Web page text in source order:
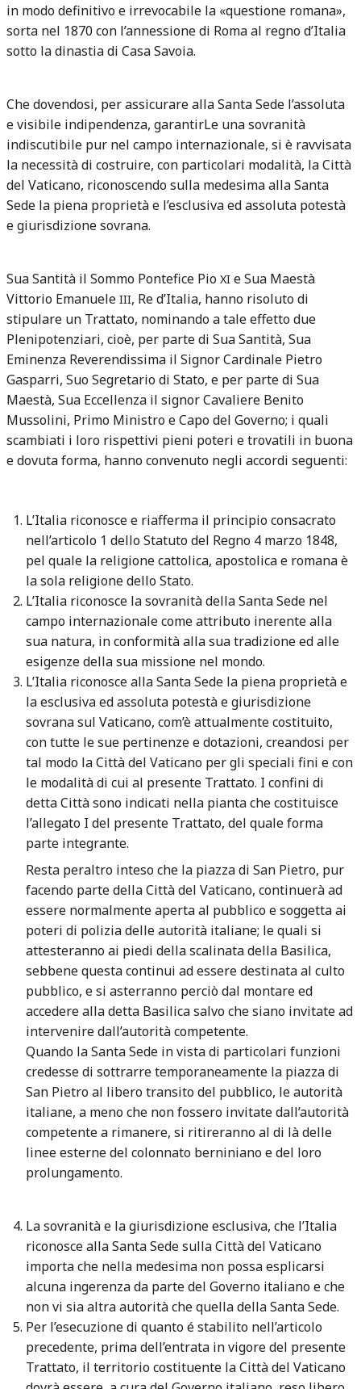
in modo definitivo e irrevocabile la «questione romana»,
sorta nel 1870 con l’annessione di Roma al regno d’Italia
sotto la dinastia di Casa Savoia.
Che dovendosi, per assicurare alla Santa Sede l’assoluta
e visibile indipendenza, garantirLe una sovranità
indiscutibile pur nel campo internazionale, si è ravvisata
la necessità di costruire, con particolari modalità, la Città
del Vaticano, riconoscendo sulla medesima alla Santa
Sede la piena proprietà e l’esclusiva ed assoluta potestà
e giurisdizione sovrana.
Sua Santità il Sommo Pontefice Pio XI e Sua Maestà
Vittorio Emanuele III, Re d’Italia, hanno risoluto di
stipulare un Trattato, nominando a tale effetto due
Plenipotenziari, cioè, per parte di Sua Santità, Sua
Eminenza Reverendissima il Signor Cardinale Pietro
Gasparri, Suo Segretario di Stato, e per parte di Sua
Maestà, Sua Eccellenza il signor Cavaliere Benito
Mussolini, Primo Ministro e Capo del Governo; i quali
scambiati i loro rispettivi pieni poteri e trovatili in buona
e dovuta forma, hanno convenuto negli accordi seguenti:
L’Italia riconosce e riafferma il principio consacrato
nell’articolo 1 dello Statuto del Regno 4 marzo 1848,
pel quale la religione cattolica, apostolica e romana è
la sola religione dello Stato.
L’Italia riconosce la sovranità della Santa Sede nel
campo internazionale come attributo inerente alla
sua natura, in conformità alla sua tradizione ed alle
esigenze della sua missione nel mondo.
L’Italia riconosce alla Santa Sede la piena proprietà e
la esclusiva ed assoluta potestà e giurisdizione
sovrana sul Vaticano, com’è attualmente costituito,
con tutte le sue pertinenze e dotazioni, creandosi per
tal modo la Città del Vaticano per gli speciali fini e con
le modalità di cui al presente Trattato. I confini di
detta Città sono indicati nella pianta che costituisce
l’allegato I del presente Trattato, del quale forma
parte integrante.
Resta peraltro inteso che la piazza di San Pietro, pur
facendo parte della Città del Vaticano, continuerà ad
essere normalmente aperta al pubblico e soggetta ai
poteri di polizia delle autorità italiane; le quali si
attesteranno ai piedi della scalinata della Basilica,
sebbene questa continui ad essere destinata al culto
pubblico, e si asterranno perciò dal montare ed
accedere alla detta Basilica salvo che siano invitate ad
intervenire dall’autorità competente.
Quando la Santa Sede in vista di particolari funzioni
credesse di sottrarre temporaneamente la piazza di
San Pietro al libero transito del pubblico, le autorità
italiane, a meno che non fossero invitate dall’autorità
competente a rimanere, si ritireranno al di là delle
linee esterne del colonnato berniniano e del loro
prolungamento.
La sovranità e la giurisdizione esclusiva, che l’Italia
riconosce alla Santa Sede sulla Città del Vaticano
importa che nella medesima non possa esplicarsi
alcuna ingerenza da parte del Governo italiano e che
non vi sia altra autorità che quella della Santa Sede.
Per l’esecuzione di quanto é stabilito nell’articolo
precedente, prima dell’entrata in vigore del presente
Trattato, il territorio costituente la Città del Vaticano